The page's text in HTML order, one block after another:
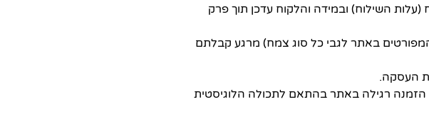
של מוצרים שנקנו באתר תתבצע בעבור 30 ש”ח (עלות השילוח) ובמידה והלקוח עדכן תוך פרק
באתר לגבי כל סוג צמח) מרגע קבלתם
הזמנה רגילה באתר בהתאם לתכולה הלוגיסטית